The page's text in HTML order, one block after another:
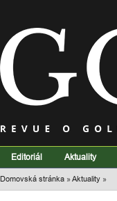
Editoriál Aktuality
Domovská stránka »Aktuality »